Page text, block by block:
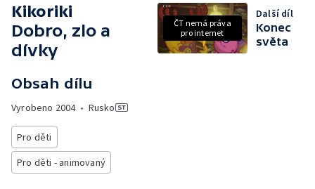
Kikoriki
Dobro, zlo a
dívky
Obsah dílu
Vyrobeno 2004• Rusko
Pro děti
Pro děti - animovaný
ČT nemá práva
pro internet
Další díl
Konec
světa